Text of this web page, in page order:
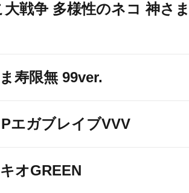
大戦争 多様性のネコ 神さ
寿限無 99ver.
エガブレイブVVV
オGREEN